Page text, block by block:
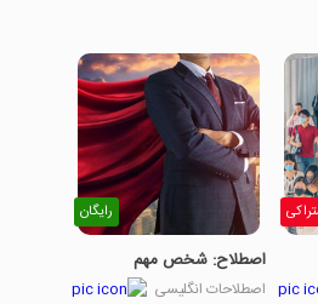
رایگان
اصطلاح: شخص مهم
اصطلاحات انگلیسی